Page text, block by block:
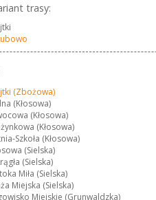
trasy:
(Zbożowa)
(Kłosowa)
(Kłosowa)
(Kłosowa)
Szkoła (Kłosowa)
(Sielska)
(Sielska)
Miła (Sielska)
Miejska (Sielska)
Miejskie (Grunwaldzka)